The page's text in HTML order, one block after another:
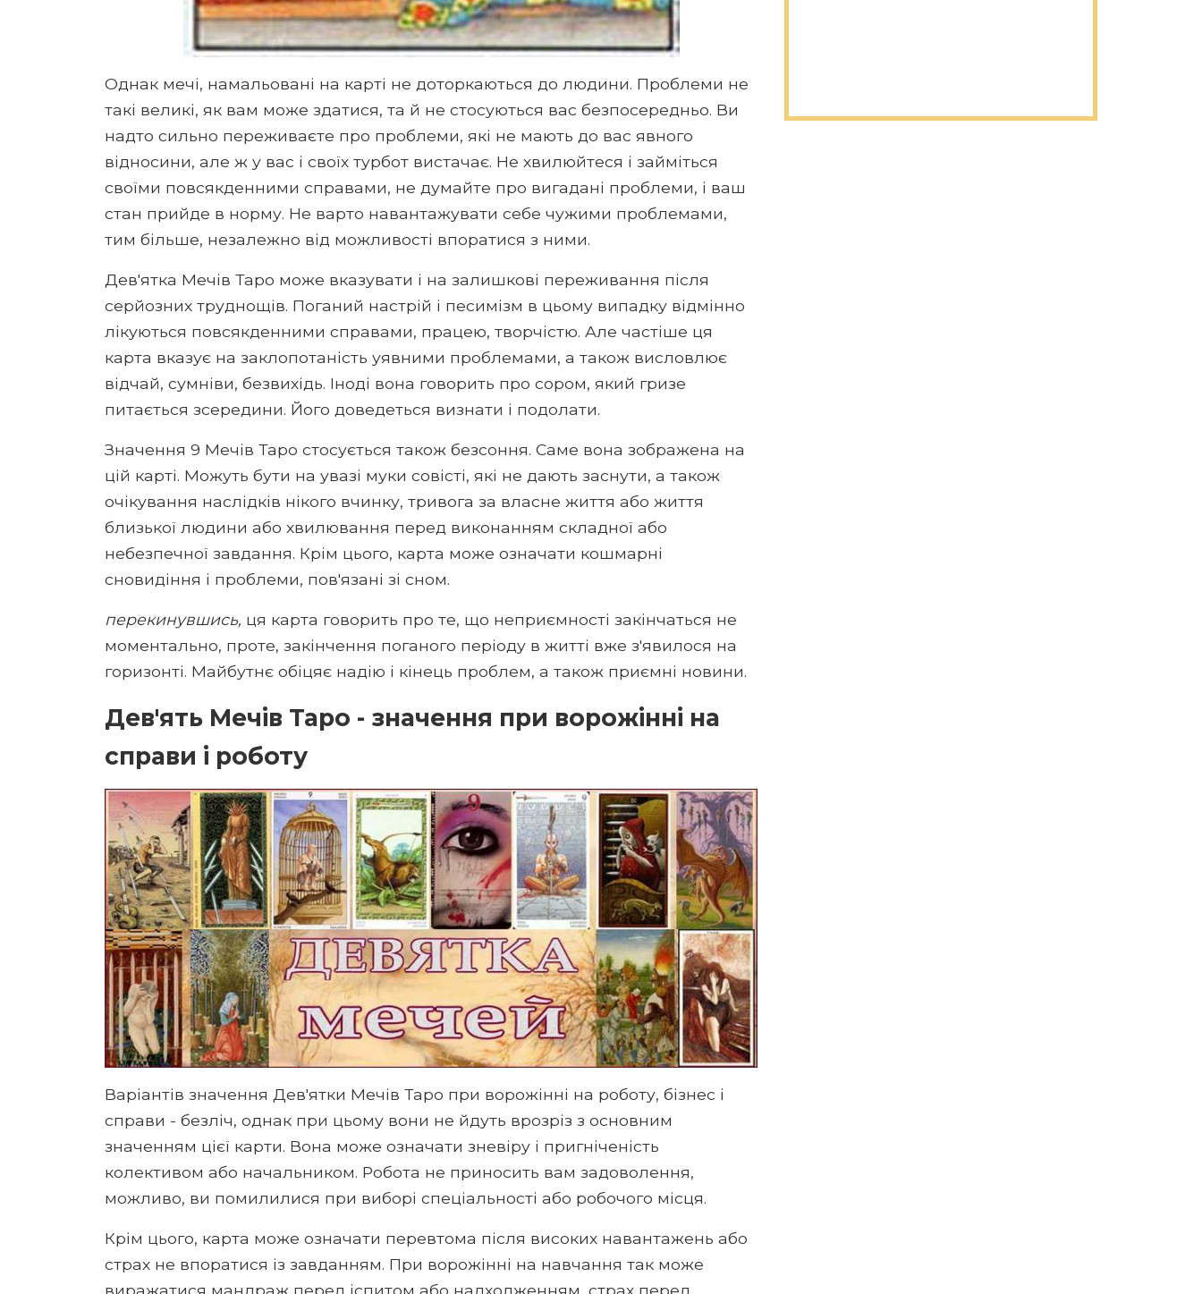
Однак мечі, намальовані на карті не доторкаються до людини. Проблеми не
такі великі, як вам може здатися, та й не стосуються вас безпосередньо. Ви
надто сильно переживаєте про проблеми, які не мають до вас явного
відносини, але ж у вас і своїх турбот вистачає. Не хвилюйтеся і займіться
своїми повсякденними справами, не думайте про вигадані проблеми, і ваш
стан прийде в норму. Не варто навантажувати себе чужими проблемами,
тим більше, незалежно від можливості впоратися з ними.
Дев'ятка Мечів Таро може вказувати і на залишкові переживання після
серйозних труднощів. Поганий настрій і песимізм в цьому випадку відмінно
лікуються повсякденними справами, працею, творчістю. Але частіше ця
карта вказує на заклопотаність уявними проблемами, а також висловлює
відчай, сумніви, безвихідь. Іноді вона говорить про сором, який гризе
питається зсередини. Його доведеться визнати і подолати.
Значення 9 Мечів Таро стосується також безсоння. Саме вона зображена на
цій карті. Можуть бути на увазі муки совісті, які не дають заснути, а також
очікування наслідків нікого вчинку, тривога за власне життя або життя
близької людини або хвилювання перед виконанням складної або
небезпечної завдання. Крім цього, карта може означати кошмарні
сновидіння і проблеми, пов'язані зі сном.
перекинувшись, ця карта говорить про те, що неприємності закінчаться не
моментально, проте, закінчення поганого періоду в житті вже з'явилося на
горизонті. Майбутнє обіцяє надію і кінець проблем, а також приємні новини.
Дев'ять Мечів Таро - значення при ворожінні на
справи і роботу
Варіантів значення Дев'ятки Мечів Таро при ворожінні на роботу, бізнес і
справи - безліч, однак при цьому вони не йдуть врозріз з основним
значенням цієї карти. Вона може означати зневіру і пригніченість
колективом або начальником. Робота не приносить вам задоволення,
можливо, ви помилилися при виборі спеціальності або робочого місця.
Крім цього, карта може означати перевтома після високих навантажень або
страх не впоратися із завданням. При ворожінні на навчання так може